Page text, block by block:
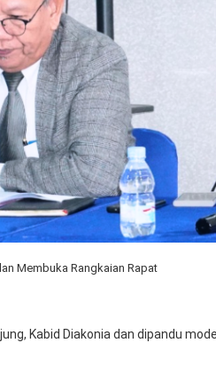
Membuka Rangkaian Rapat
Kabid Diakonia dan dipandu